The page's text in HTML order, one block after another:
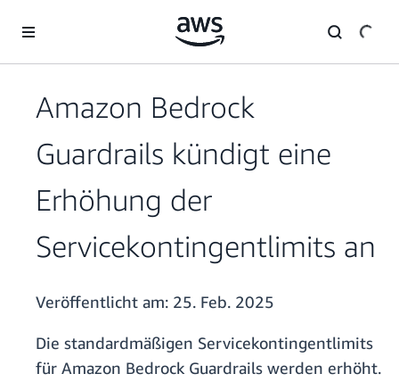
Überspringen zum Hauptinhalt
Amazon Bedrock
Guardrails kündigt eine
Erhöhung der
Servicekontingentlimits an
Veröffentlicht am: 25. Feb. 2025
Die standardmäßigen Servicekontingentlimits
für Amazon Bedrock Guardrails werden erhöht.